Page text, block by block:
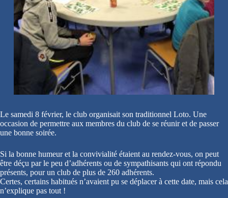
Le samedi 8 février, le club organisait son traditionnel Loto. Une
occasion de permettre aux membres du club de se réunir et de passer
une bonne soirée.
Si la bonne humeur et la convivialité étaient au rendez-vous, on peut
être déçu par le peu d’adhérents ou de sympathisants qui ont répondu
présents, pour un club de plus de 260 adhérents.
Certes, certains habitués n’avaient pu se déplacer à cette date, mais cela
n’explique pas tout !